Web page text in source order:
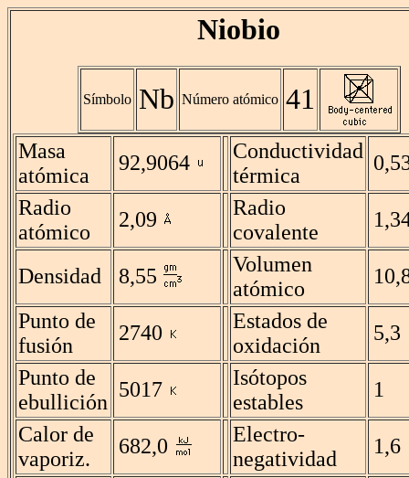
Niobio
Símbolo Nb Número atómico 41
Masa
atómica
92,9064
Conductividad
térmica
Radio
atómico
2,09
Radio
covalente
Densidad 8,55
Volumen
atómico
Punto de
fusión
2740
Estados de
oxidación
5,3
Punto de
ebullición
5017
Isótopos
estables
1
Calor de
vaporiz.
682,0
Electro-
negatividad
1,6